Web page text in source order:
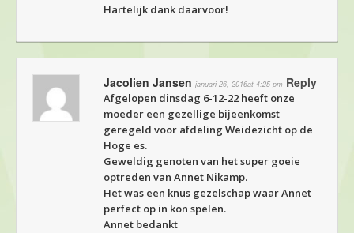
Hartelijk dank daarvoor!
Jacolien Jansen januari 26, 2016at 4:25 pm Reply
Afgelopen dinsdag 6-12-22 heeft onze
moeder een gezellige bijeenkomst
geregeld voor afdeling Weidezicht op de
Hoge es.
Geweldig genoten van het super goeie
optreden van Annet Nikamp.
Het was een knus gezelschap waar Annet
perfect op in kon spelen.
Annet bedankt